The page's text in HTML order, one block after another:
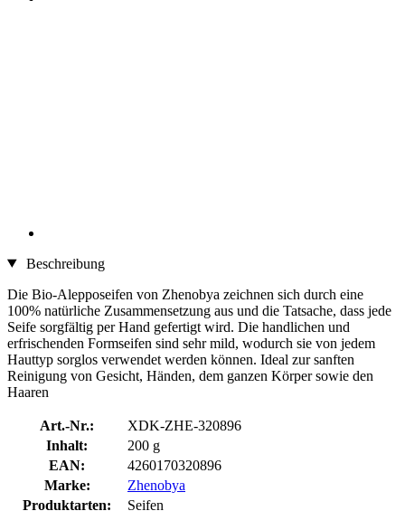
Beschreibung
Die Bio-Alepposeifen von Zhenobya zeichnen sich durch eine
100% natürliche Zusammensetzung aus und die Tatsache, dass jede
Seife sorgfältig per Hand gefertigt wird. Die handlichen und
erfrischenden Formseifen sind sehr mild, wodurch sie von jedem
Hauttyp sorglos verwendet werden können. Ideal zur sanften
Reinigung von Gesicht, Händen, dem ganzen Körper sowie den
Haaren
Art.-Nr.:
XDK-ZHE-320896
Inhalt:
200 g
EAN:
4260170320896
Marke:
Zhenobya
Produktarten:
Seifen